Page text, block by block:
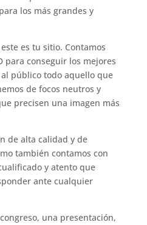
los más grandes y
es tu sitio. Contamos
para conseguir los mejores
público todo aquello que
de focos neutros y
precisen una imagen más
de alta calidad y de
también contamos con
y atento que
ante cualquier
una presentación,